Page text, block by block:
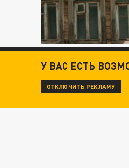
У ВАС ЕСТЬ
ОТКЛЮЧИТЬ РЕКЛАМУ